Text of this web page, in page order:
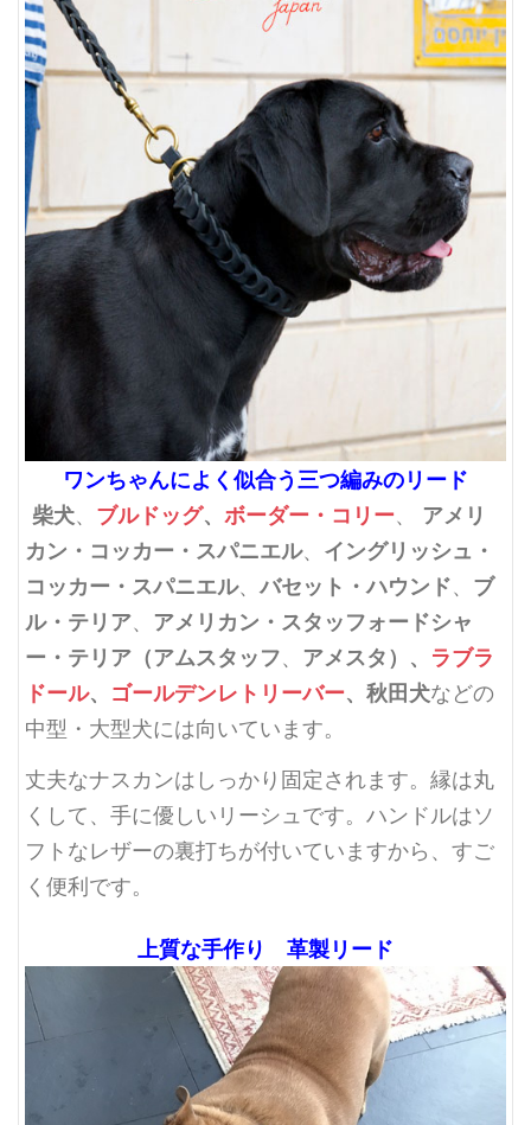
ワンちゃんによく似合う三つ編みのリード
柴犬、 ブルドッグ、 ボーダー・コリー、
アメリ
カン・コッカー・スパニエル、 イングリッシュ・
コッカー・スパニエル、バセット・ハウンド、 ブ
ル・テリア、 アメリカン・スタッフォードシャ
ー・テリア（アムスタッフ、 アメスタ）、 ラブラ
ドール、 ゴールデンレトリーバー、秋田犬などの
中型・大型犬には向いています。
丈夫なナスカンはしっかり固定されます。縁は丸
くして、手に優しいリーシュです。ハンドルはソ
フトなレザーの裏打ちが付いていますから、すご
く便利です。
上質な手作り 革製リード